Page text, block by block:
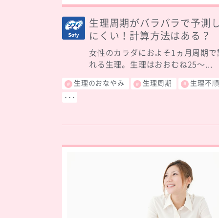
生理周期がバラバラで予測
にくい！計算方法はある？
女性のカラダにおよそ1ヵ月周期で
れる生理。生理はおおむね25〜...
生理のおなやみ 生理周期 生理不順
･･･